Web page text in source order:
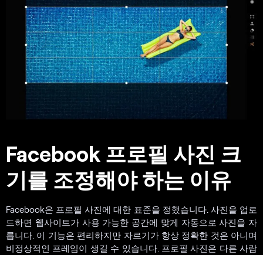
Facebook 프로필 사진 크
기를 조정해야 하는 이유
Facebook은 프로필 사진에 대한 표준을 정했습니다. 사진을 업로
드하면 웹사이트가 사용 가능한 공간에 맞게 자동으로 사진을 자
릅니다. 이 기능은 편리하지만 자르기가 항상 정확한 것은 아니며
비정상적인 프레임이 생길 수 있습니다. 프로필 사진은 다른 사람